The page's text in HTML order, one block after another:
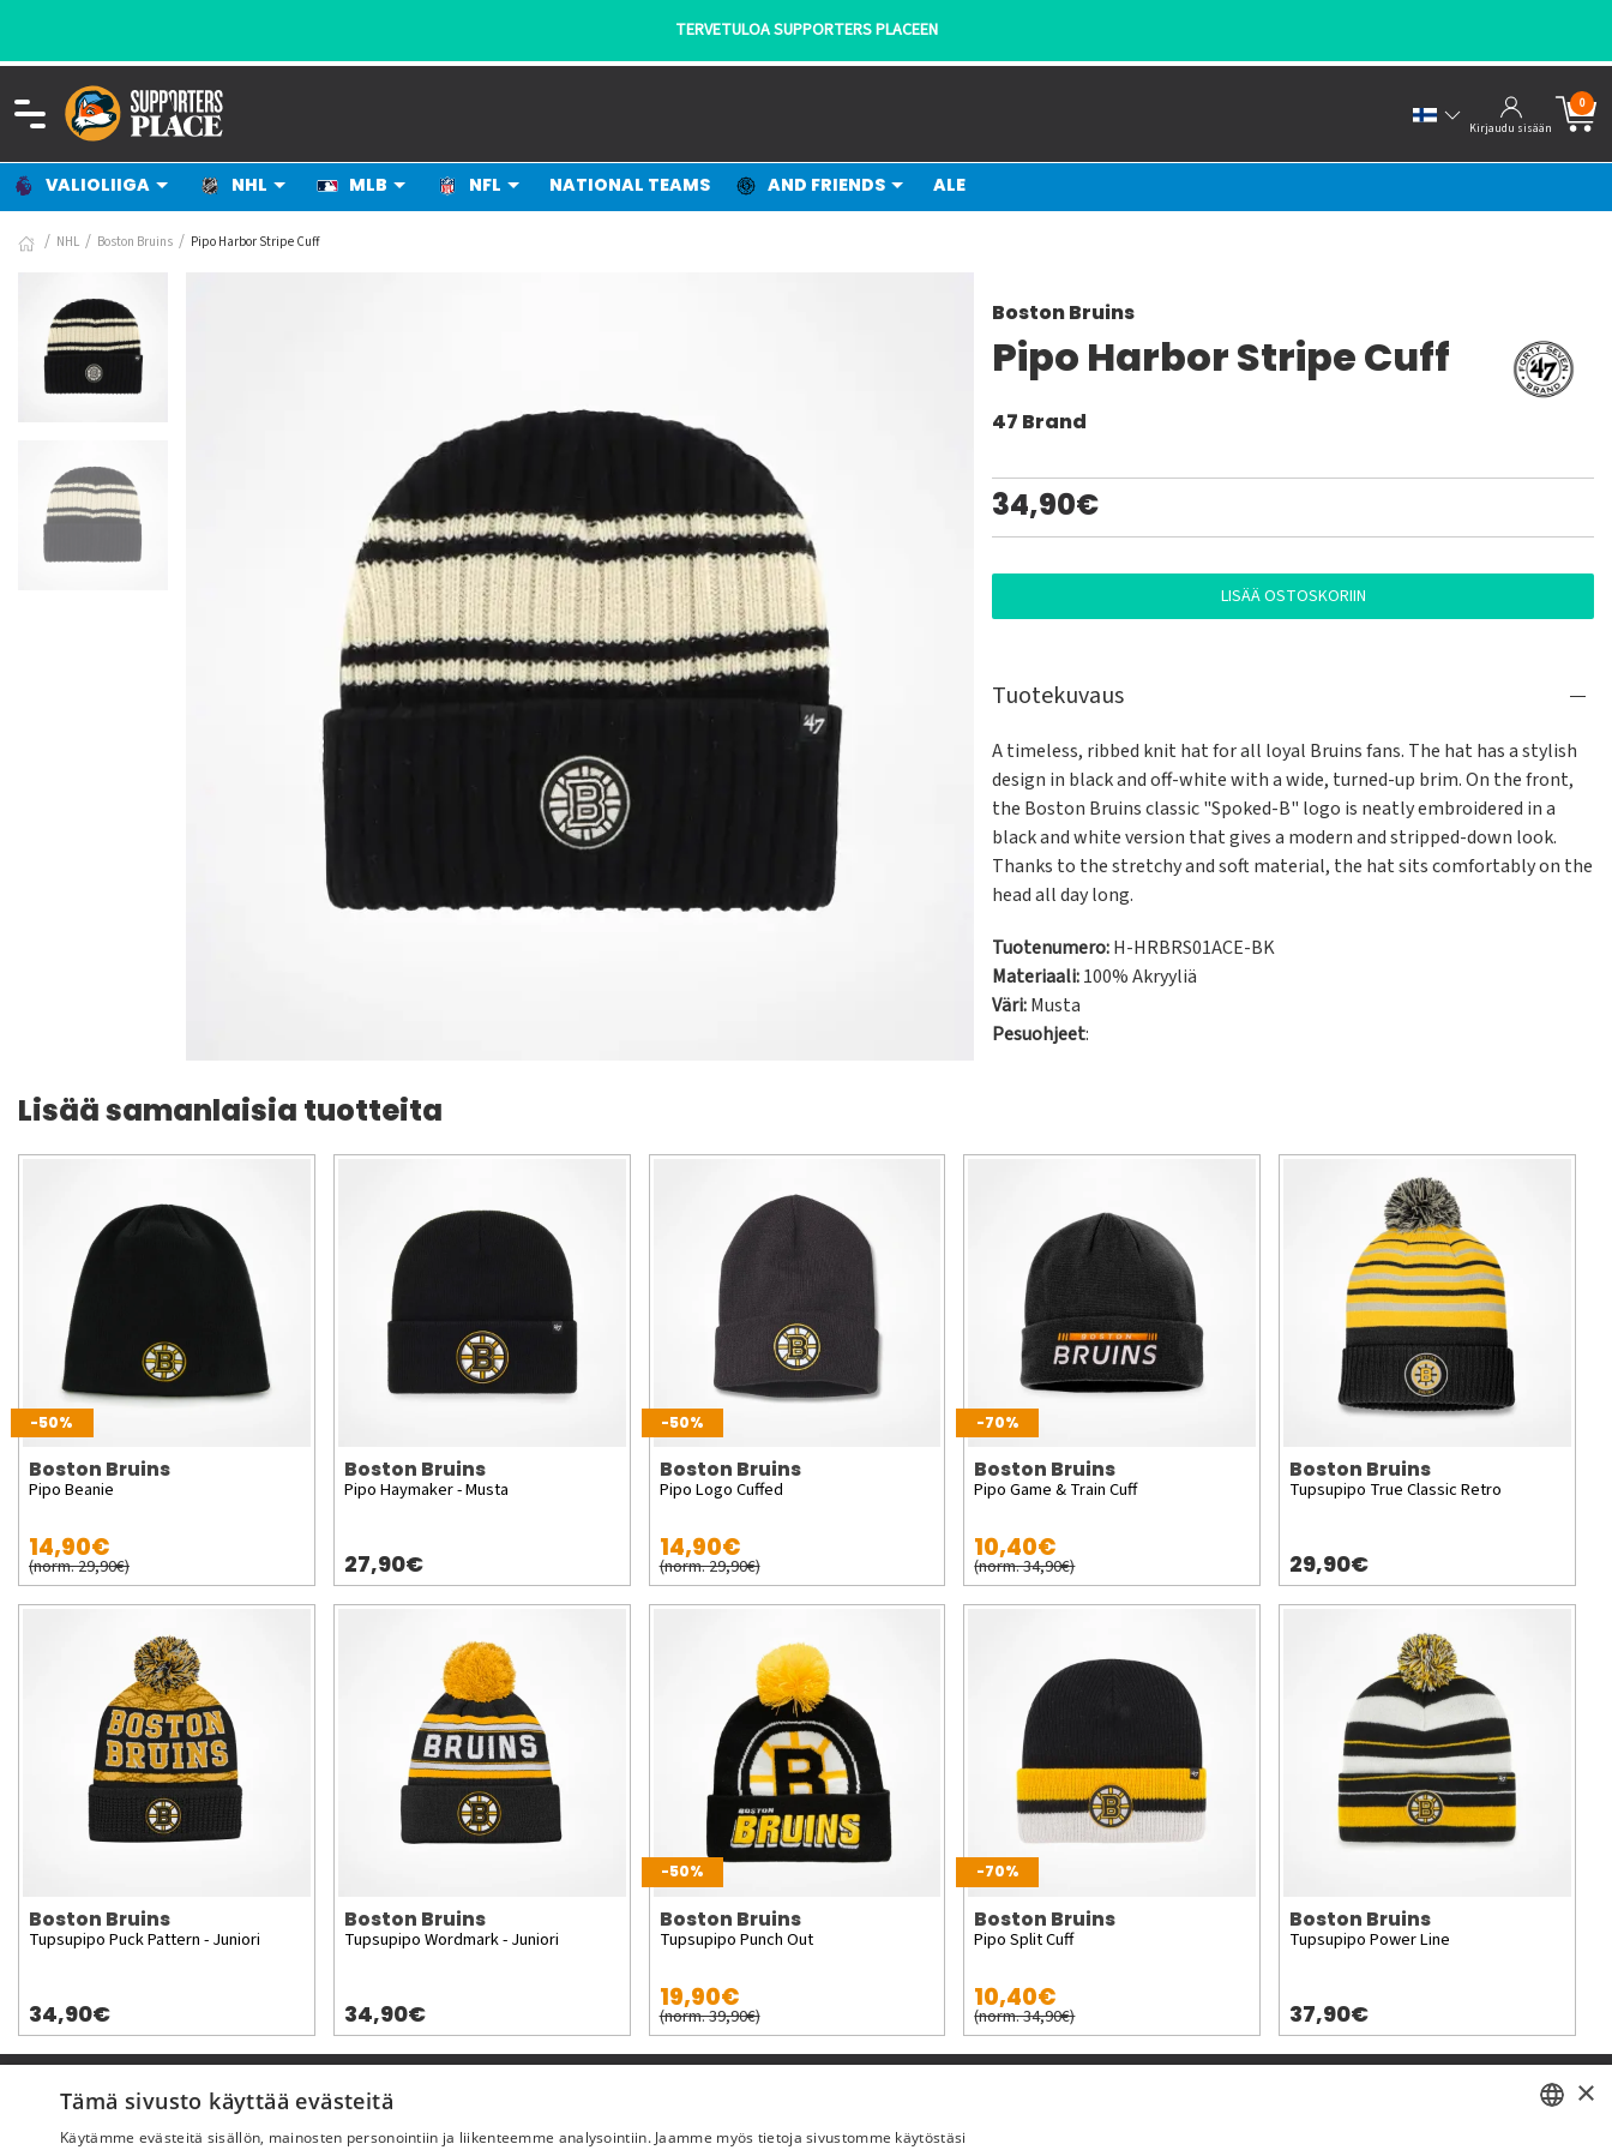
TERVETULOA SUPPORTERS PLACEEN
Kirjaudu sisään
0
VALIOLIIGA NHL MLB NFL NATIONAL TEAMS AND FRIENDS ALE
NHL Boston Bruins Pipo Harbor Stripe Cuff
Boston Bruins
Pipo Harbor Stripe Cuff
47 Brand
34,90€
LISÄÄ OSTOSKORIIN
Tuotekuvaus
A timeless, ribbed knit hat for all loyal Bruins fans. The hat has a stylish
design in black and off-white with a wide, turned-up brim. On the front,
the Boston Bruins classic "Spoked-B" logo is neatly embroidered in a
black and white version that gives a modern and stripped-down look.
Thanks to the stretchy and soft material, the hat sits comfortably on the
head all day long.
Tuotenumero:H-HRBRS01ACE-BK
Materiaali:100% Akryyliä
Väri:Musta
Pesuohjeet:
Lisää samanlaisia tuotteita
-50%
Boston Bruins
Pipo Beanie
14,90€
(norm. 29,90€)
Boston Bruins
Pipo Haymaker - Musta
27,90€
-50%
Boston Bruins
Pipo Logo Cuffed
14,90€
(norm. 29,90€)
-70%
Boston Bruins
Pipo Game & Train Cuff
10,40€
(norm. 34,90€)
Boston Bruins
Tupsupipo True Classic Retro
29,90€
Boston Bruins
Tupsupipo Puck Pattern - Juniori
34,90€
Boston Bruins
Tupsupipo Wordmark - Juniori
34,90€
-50%
Boston Bruins
Tupsupipo Punch Out
19,90€
(norm. 39,90€)
-70%
Boston Bruins
Pipo Split Cuff
10,40€
(norm. 34,90€)
Boston Bruins
Tupsupipo Power Line
37,90€
Pyydä apua
Ostoehdot Yritystiedot
×
Tämä sivusto käyttää evästeitä
Käytämme evästeitä sisällön, mainosten personointiin ja liikenteemme analysointiin. Jaamme myös tietoja sivustomme käytöstäsi